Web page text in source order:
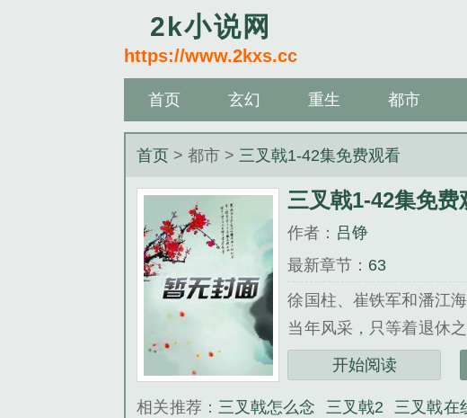
2k小说网
https://www.2kxs.cc
首页 玄幻 重生 都市
首页 > 都市 >三叉戟1-42集免费观看
三叉戟1-42集免费
作者： 吕铮
最新章节： 63
徐国柱、崔铁军和潘江
当年风采，只等着退休
逢此时，经...
《三叉戟1-42集免费观
开始阅读
相关推荐： 三叉戟怎么念 三叉戟2 三叉戟在